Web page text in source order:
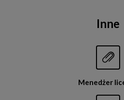
Inne


Menedżer